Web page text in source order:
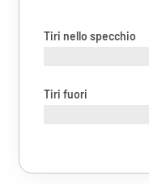
Tiri nello specchio
Tiri fuori